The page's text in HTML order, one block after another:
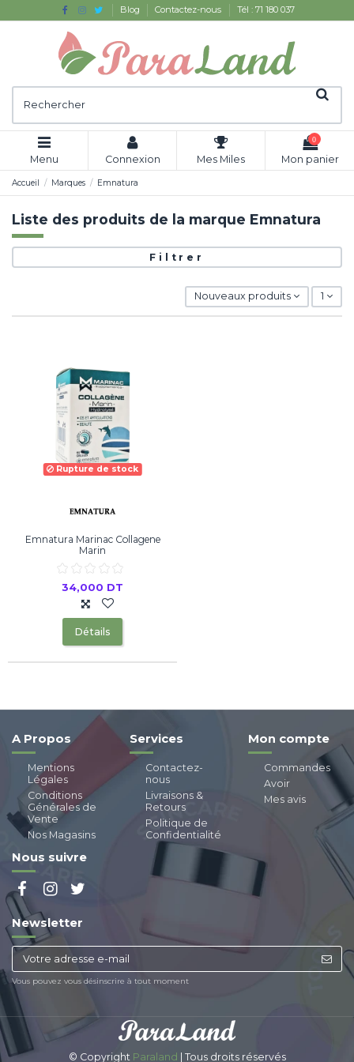
Blog Contactez-nous Tél : 71 180 037
Menu Connexion Mes Miles
0
Mon panier
Accueil Marques Emnatura
Liste des produits de la marque Emnatura
Filtrer
Nouveaux produits 1
Rupture de stock
Emnatura Marinac Collagene
Marin
34,000 DT
Détails
A Propos
Mentions
Légales
Conditions
Générales de
Vente
Nos Magasins
Services
Contactez-
nous
Livraisons &
Retours
Politique de
Confidentialité
Mon compte
Commandes
Avoir
Mes avis
Nous suivre
Newsletter
Vous pouvez vous désinscrire à tout moment
© Copyright Paraland | Tous droits réservés